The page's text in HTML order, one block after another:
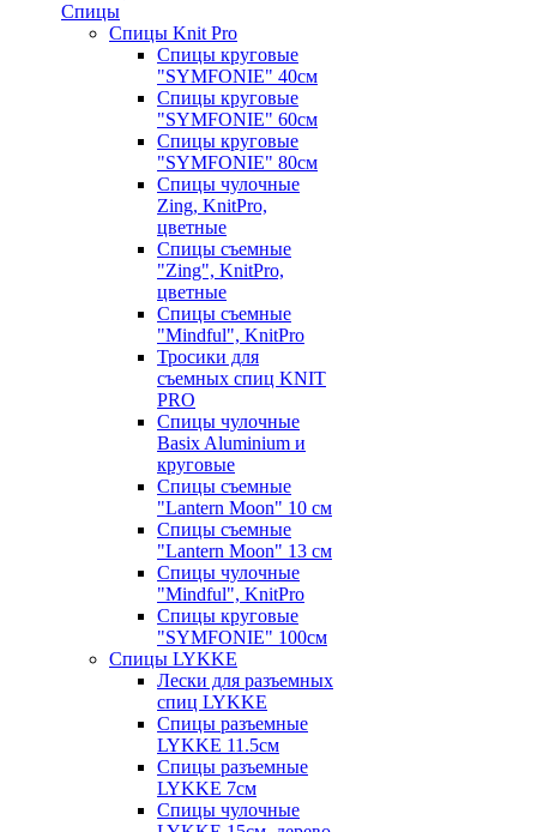
Спицы
Спицы Knit Pro
Спицы круговые
"SYMFONIE" 40см
Спицы круговые
"SYMFONIE" 60см
Спицы круговые
"SYMFONIE" 80см
Спицы чулочные
Zing, KnitPro,
цветные
Спицы съемные
"Zing", KnitPro,
цветные
Спицы съемные
"Mindful", KnitPro
Тросики для
съемных спиц KNIT
PRO
Спицы чулочные
Basix Aluminium и
круговые
Спицы съемные
"Lantern Moon" 10 см
Спицы съемные
"Lantern Moon" 13 см
Спицы чулочные
"Mindful", KnitPro
Спицы круговые
"SYMFONIE" 100см
Спицы LYKKE
Лески для разъемных
спиц LYKKE
Спицы разъемные
LYKKE 11.5см
Спицы разъемные
LYKKE 7см
Спицы чулочные